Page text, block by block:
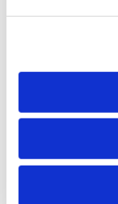
Подходящ